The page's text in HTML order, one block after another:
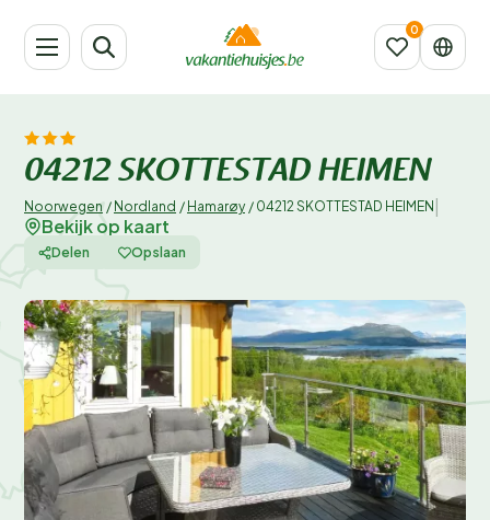
04212 SKOTTESTAD HEIMEN
Noorwegen / Nordland / Hamarøy / 04212 SKOTTESTAD HEIMEN
Bekijk op kaart
Delen Opslaan